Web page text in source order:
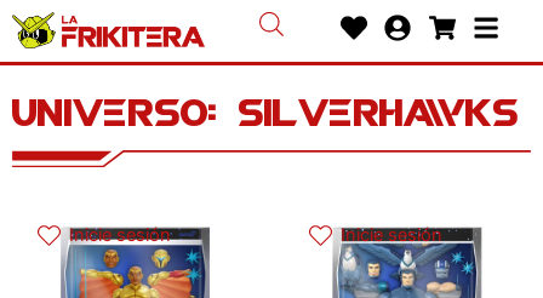
contenido
HeartUser-
circlecart
Bars
Universo: silverhawks
Inicie sesión Inicie sesión